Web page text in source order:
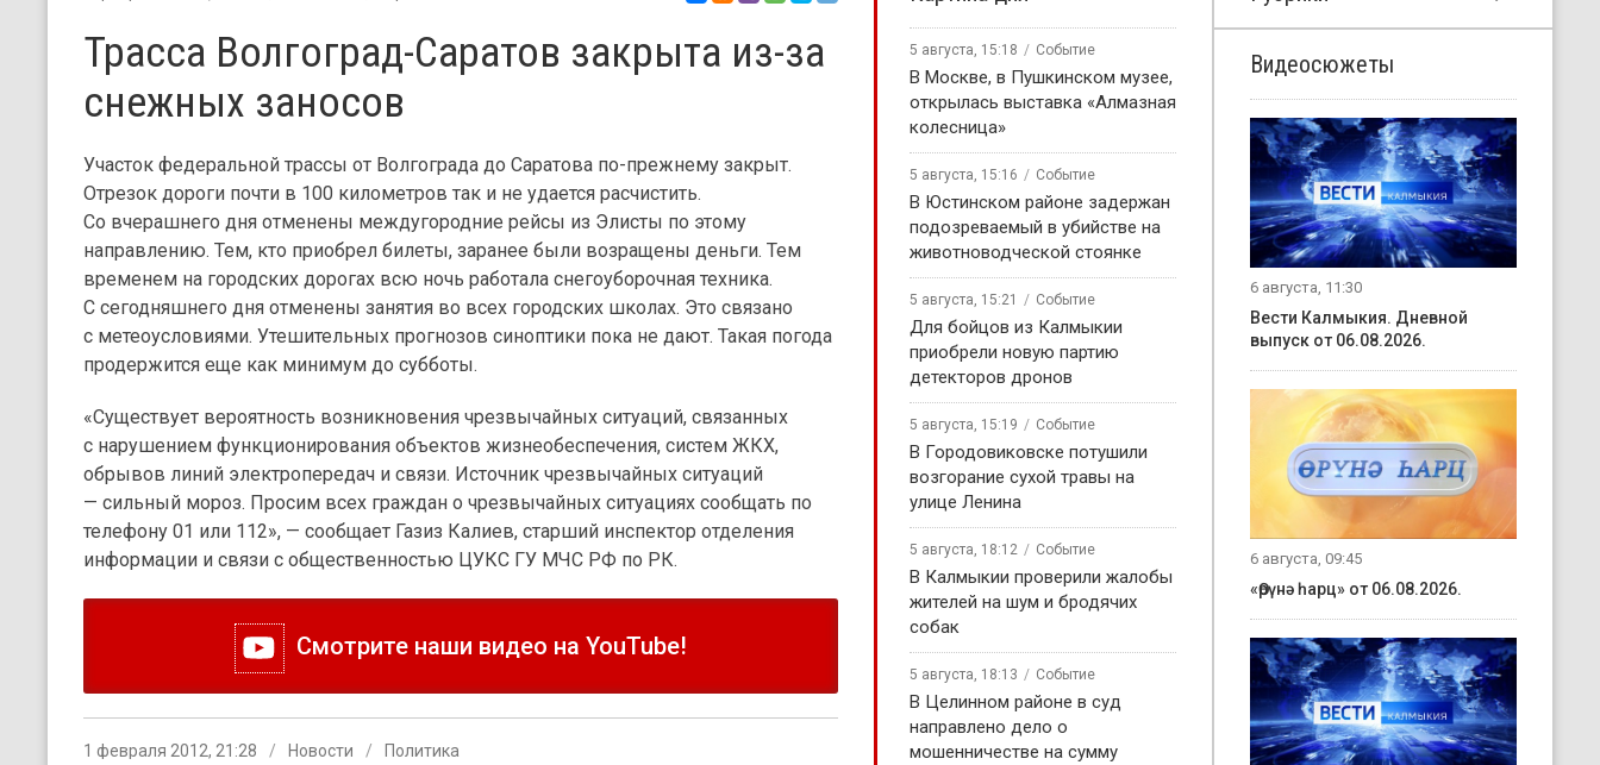
Трасса Волгоград-Саратов закрыта из-за
снежных заносов
Участок федеральной трассы от Волгограда до Саратова по-прежнему закрыт.
Отрезок дороги почти в 100 километров так и не удается расчистить.
Со вчерашнего дня отменены междугородние рейсы из Элисты по этому
направлению. Тем, кто приобрел билеты, заранее были возращены деньги. Тем
временем на городских дорогах всю ночь работала снегоуборочная техника.
С сегодняшнего дня отменены занятия во всех городских школах. Это связано
с метеоусловиями. Утешительных прогнозов синоптики пока не дают. Такая погода
продержится еще как минимум до субботы.
«Существует вероятность возникновения чрезвычайных ситуаций, связанных
с нарушением функционирования объектов жизнеобеспечения, систем ЖКХ,
обрывов линий электропередач и связи. Источник чрезвычайных ситуаций
— сильный мороз. Просим всех граждан о чрезвычайных ситуациях сообщать по
телефону 01 или 112», — сообщает Газиз Калиев, старший инспектор отделения
информации и связи с общественностью ЦУКС ГУ МЧС РФ по РК.
Смотрите наши видео на YouTube!
1 февраля 2012, 21:28 Новости Политика
5 августа, 15:18 Событие
В Москве, в Пушкинском музее,
открылась выставка «Алмазная
колесница»
5 августа, 15:16 Событие
В Юстинском районе задержан
подозреваемый в убийстве на
животноводческой стоянке
5 августа, 15:21 Событие
Для бойцов из Калмыкии
приобрели новую партию
детекторов дронов
5 августа, 15:19 Событие
В Городовиковске потушили
возгорание сухой травы на
улице Ленина
5 августа, 18:12 Событие
В Калмыкии проверили жалобы
жителей на шум и бродячих
собак
5 августа, 18:13 Событие
В Целинном районе в суд
направлено дело о
мошенничестве на сумму
Видеосюжеты
6 августа, 11:30
Вести Калмыкия. Дневной
выпуск от 06.08.2026.
6 августа, 09:45
«Өрүнә һарц» от 06.08.2026.